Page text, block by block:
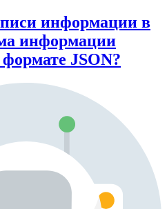
информации в
информации
JSON?